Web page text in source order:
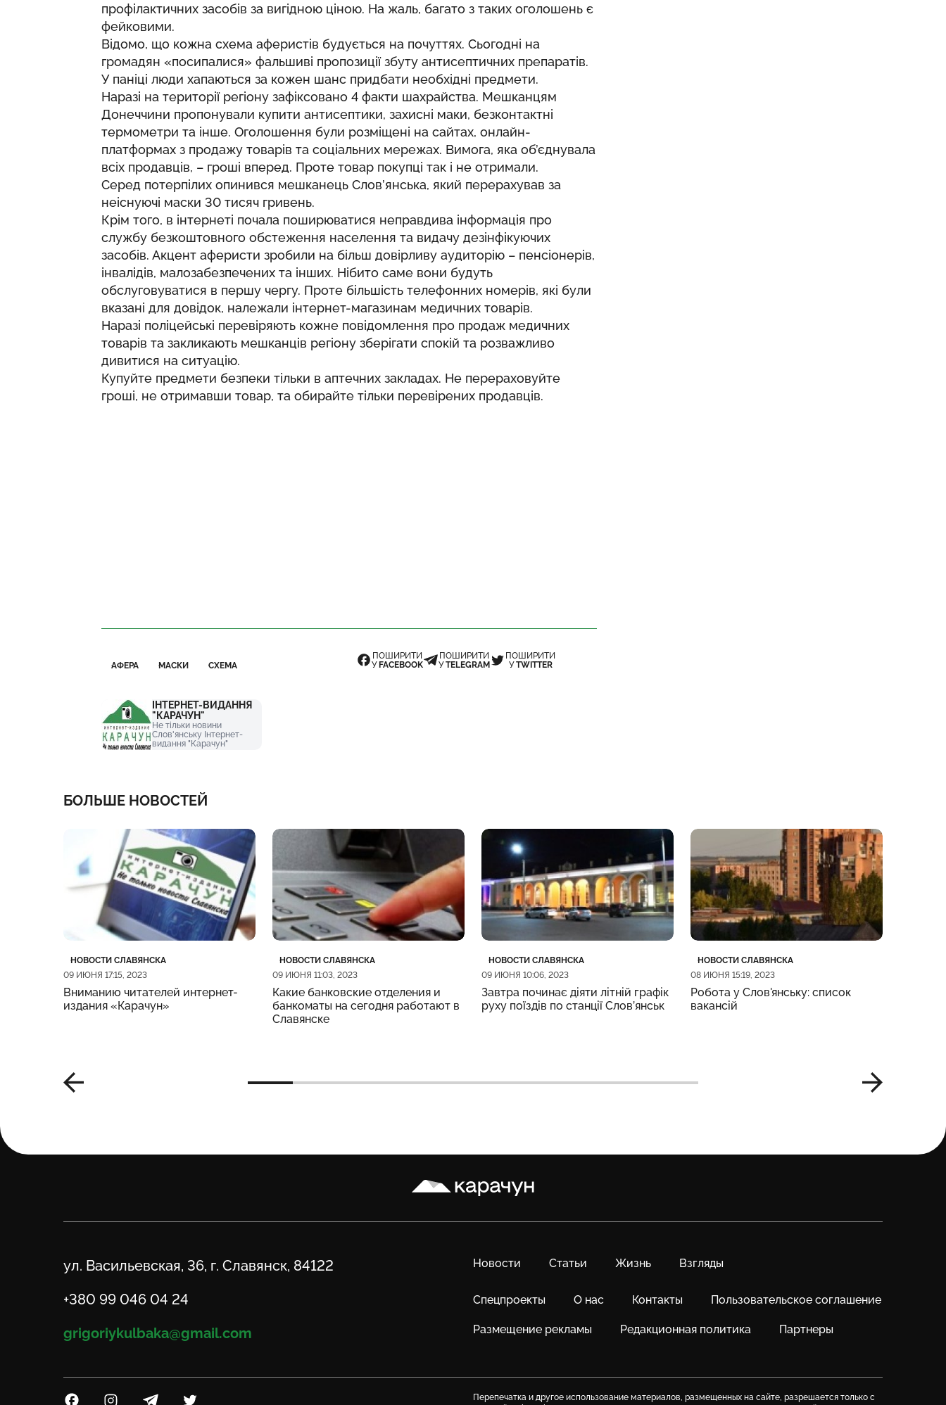
профілактичних засобів за вигідною ціною. На жаль, багато з таких оголошень є
фейковими.
Відомо, що кожна схема аферистів будується на почуттях. Сьогодні на
громадян «посипалися» фальшиві пропозиції збуту антисептичних препаратів.
У паніці люди хапаються за кожен шанс придбати необхідні предмети.
Наразі на території регіону зафіксовано 4 факти шахрайства. Мешканцям
Донеччини пропонували купити антисептики, захисні маки, безконтактні
термометри та інше. Оголошення були розміщені на сайтах, онлайн-
платформах з продажу товарів та соціальних мережах. Вимога, яка об’єднувала
всіх продавців, – гроші вперед. Проте товар покупці так і не отримали.
Серед потерпілих опинився мешканець Слов’янська, який перерахував за
неіснуючі маски 30 тисяч гривень.
Крім того, в інтернеті почала поширюватися неправдива інформація про
службу безкоштовного обстеження населення та видачу дезінфікуючих
засобів. Акцент аферисти зробили на більш довірливу аудиторію – пенсіонерів,
інвалідів, малозабезпечених та інших. Нібито саме вони будуть
обслуговуватися в першу чергу. Проте більшість телефонних номерів, які були
вказані для довідок, належали інтернет-магазинам медичних товарів.
Наразі поліцейські перевіряють кожне повідомлення про продаж медичних
товарів та закликають мешканців регіону зберігати спокій та розважливо
дивитися на ситуацію.
Купуйте предмети безпеки тільки в аптечних закладах. Не перераховуйте
гроші, не отримавши товар, та обирайте тільки перевірених продавців.
АФЕРА МАСКИ СХЕМА
ПОШИРИТИ
УFACEBOOK
ПОШИРИТИ
УTELEGRAM
ПОШИРИТИ
УTWITTER
ІНТЕРНЕТ-ВИДАННЯ
"КАРАЧУН"
Не тільки новини
Слов'янську Інтернет-
видання "Карачун"
БОЛЬШЕ НОВОСТЕЙ
Категория
НОВОСТИ СЛАВЯНСКА
Дата публикации
09 ИЮНЯ 17:15, 2023
Вниманию читателей интернет-
издания «Карачун»
Категория
НОВОСТИ СЛАВЯНСКА
Дата публикации
09 ИЮНЯ 11:03, 2023
Какие банковские отделения и
банкоматы на сегодня работают в
Славянске
Категория
НОВОСТИ СЛАВЯНСКА
Дата публикации
09 ИЮНЯ 10:06, 2023
Завтра починає діяти літній графік
руху поїздів по станції Слов’янськ
Категория
НОВОСТИ СЛАВЯНСКА
Дата публикации
08 ИЮНЯ 15:19, 2023
Робота у Слов'янську: список
вакансій
Карачун
Новости Статьи Жизнь Взгляды
Спецпроекты О нас Контакты Пользовательское соглашение
Размещение рекламы Редакционная политика Партнеры
Адрес
ул. Васильевская, 36, г. Славянск, 84122
Телефон
+380 99 046 04 24
Email
grigoriykulbaka@gmail.com
Посилання на Facebook
Посилання на Instagram
Посилання на Telegram
Посилання на Twitter
Перепечатка и другое использование материалов, размещенных на сайте, разрешается только с